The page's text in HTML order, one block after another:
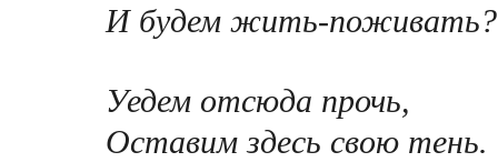
И будем жить-поживать?
Уедем отсюда прочь,
Оставим здесь свою тень.